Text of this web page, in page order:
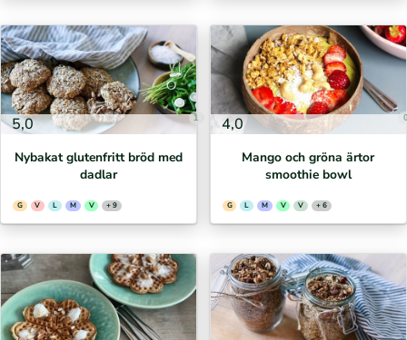
5,0 1
Nybakat glutenfritt bröd med
dadlar
G V L M V + 9
4,0
Mango och gröna ärtor
smoothie bowl
G L M V V + 6